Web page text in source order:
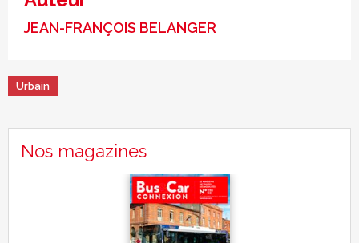
JEAN-FRANÇOIS BELANGER
Urbain
Nos magazines